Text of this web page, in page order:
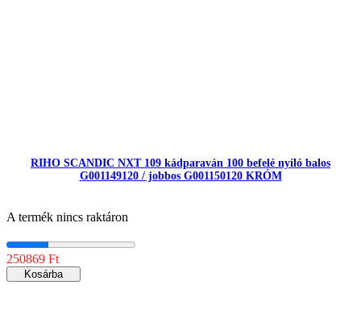
RIHO SCANDIC NXT 109 kádparaván 100 befelé nyíló balos
G001149120 / jobbos G001150120 KRÓM
A termék nincs raktáron
250869 Ft
Kosárba